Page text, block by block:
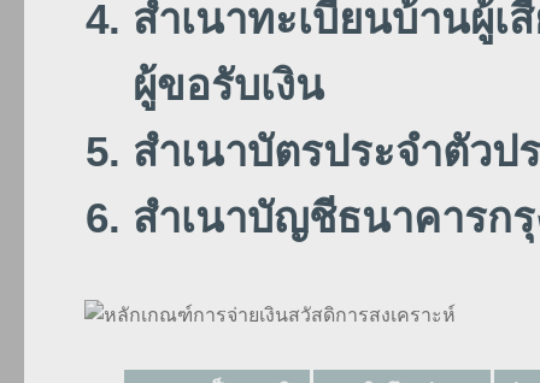
สำเนาทะเบียนบ้านผู้
ผู้ขอรับเงิน
สำเนาบัตรประจำตัวป
สำเนาบัญชีธนาคารกรุ